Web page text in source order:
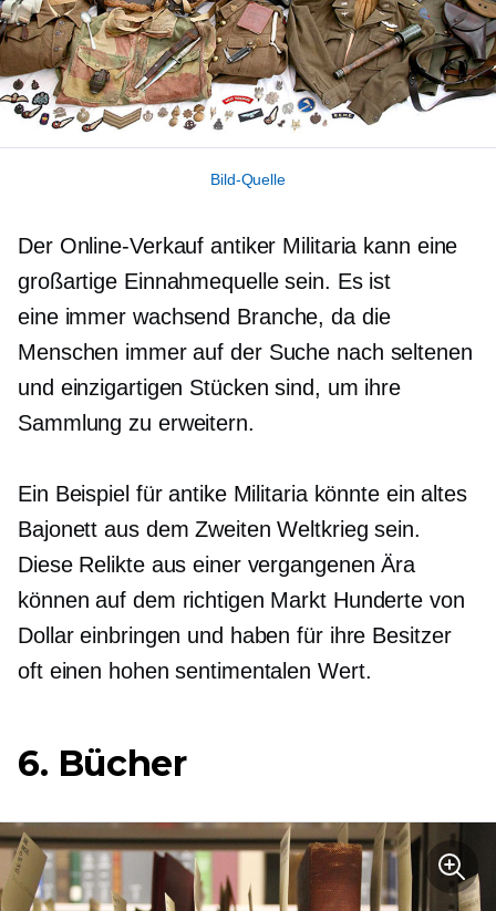
Bild-Quelle
Der Online-Verkauf antiker Militaria kann eine
großartige Einnahmequelle sein. Es ist
eine immer wachsend Branche, da die
Menschen immer auf der Suche nach seltenen
und einzigartigen Stücken sind, um ihre
Sammlung zu erweitern.
Ein Beispiel für antike Militaria könnte ein altes
Bajonett aus dem Zweiten Weltkrieg sein.
Diese Relikte aus einer vergangenen Ära
können auf dem richtigen Markt Hunderte von
Dollar einbringen und haben für ihre Besitzer
oft einen hohen sentimentalen Wert.
6. Bücher